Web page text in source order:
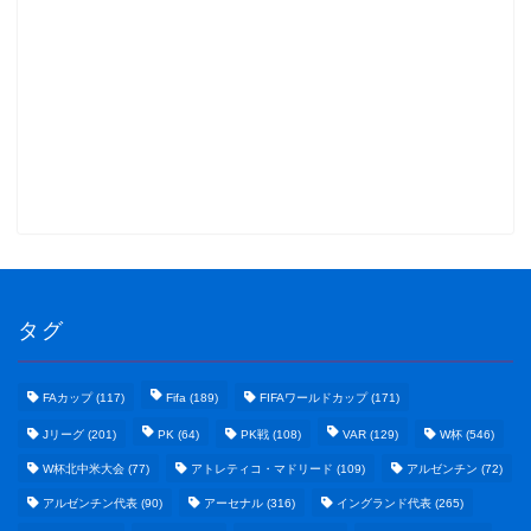
タグ
FAカップ(117) Fifa (189) FIFAワールドカップ(171)
Jリーグ (201) PK (64) PK戦 (108) VAR (129) W杯 (546)
W杯北中米大会 (77) アトレティコ・マドリード (109) アルゼンチン (72)
アルゼンチン代表 (90) アーセナル (316) イングランド代表 (265)